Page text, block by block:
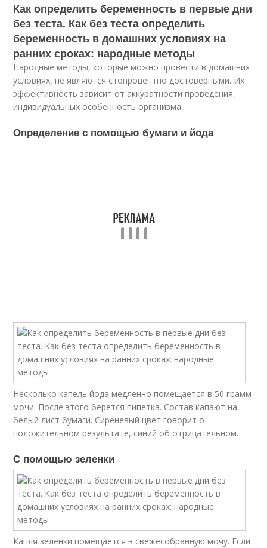
Как определить беременность в первые дни
без теста. Как без теста определить
беременность в домашних условиях на
ранних сроках: народные методы
Народные методы, которые можно провести в домашних
условиях, не являются стопроцентно достоверными. Их
эффективность зависит от аккуратности проведения,
индивидуальных особенность организма.
Определение с помощью бумаги и йода
Несколько капель йода медленно помещается в 50 грамм
мочи. После этого берется пипетка. Состав капают на
белый лист бумаги. Сиреневый цвет говорит о
положительном результате, синий об отрицательном.
С помощью зеленки
Капля зеленки помещается в свежесобранную мочу. Если